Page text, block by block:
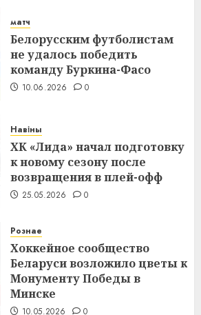
матч
Белорусским футболистам
не удалось победить
команду Буркина-Фасо
10.06.2026 0
Навіны
ХК «Лида» начал подготовку
к новому сезону после
возвращения в плей-офф
25.05.2026 0
Рознае
Хоккейное сообщество
Беларуси возложило цветы к
Монументу Победы в
Минске
10.05.2026 0